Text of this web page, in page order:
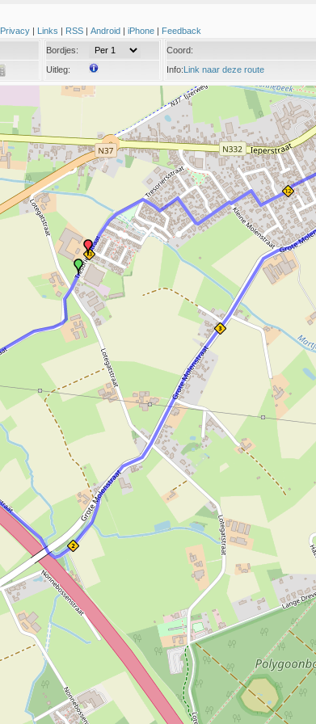
Privacy | Links | RSS | Android | iPhone | Feedback
Bordjes:
Uitleg:
Coord:
Info:Link naar deze route